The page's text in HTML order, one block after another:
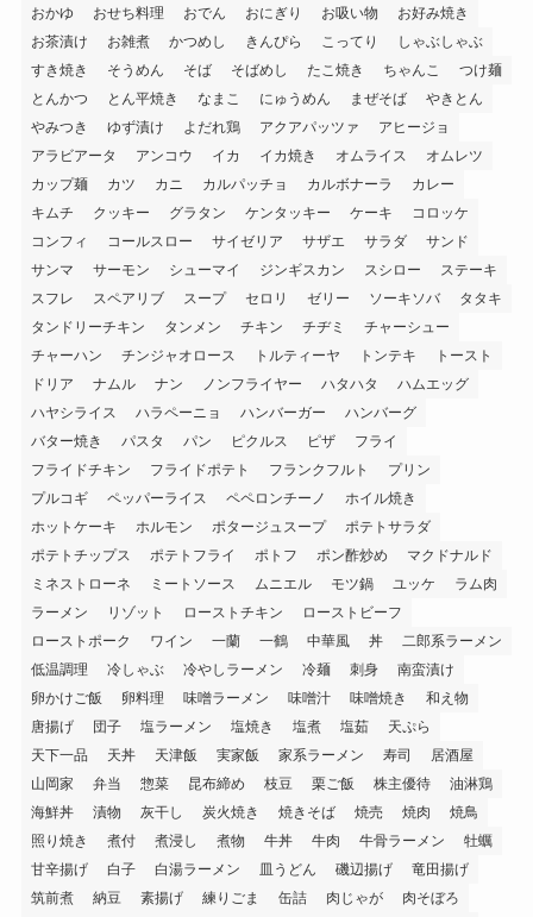
おかゆ
おせち料理 おでん おにぎり お吸い物
お好み焼き
お茶漬け
お雑煮 かつめし きんぴら こってり
しゃぶしゃぶ
すき焼き
そうめん そば そばめし たこ焼き ちゃんこ
つけ麺
とんかつ
とん平焼き なまこ にゅうめん まぜそば
やきとん
やみつき
ゆず漬け よだれ鶏 アクアパッツァ
アヒージョ
アラビアータ
アンコウ イカ イカ焼き オムライス
オムレツ
カップ麺
カツ カニ カルパッチョ カルボナーラ
カレー
キムチ
クッキー グラタン ケンタッキー ケーキ
コロッケ
コンフィ
コールスロー サイゼリア サザエ サラダ
サンド
サンマ
サーモン シューマイ ジンギスカン スシロー
ステーキ
スフレ
スペアリブ スープ セロリ ゼリー ソーキソバ
タタキ
タンドリーチキン
タンメン チキン チヂミ
チャーシュー
チャーハン
チンジャオロース トルティーヤ トンテキ
トースト
ドリア
ナムル ナン ノンフライヤー ハタハタ
ハムエッグ
ハヤシライス
ハラペーニョ ハンバーガー
ハンバーグ
バター焼き
パスタ パン ピクルス ピザ
フライ
フライドチキン
フライドポテト フランクフルト
プリン
プルコギ
ペッパーライス ペペロンチーノ
ホイル焼き
ホットケーキ
ホルモン ポタージュスープ
ポテトサラダ
ポテトチップス
ポテトフライ ポトフ ポン酢炒め
マクドナルド
ミネストローネ
ミートソース ムニエル モツ鍋 ユッケ
ラム肉
ラーメン
リゾット ローストチキン
ローストビーフ
ローストポーク
ワイン 一蘭 一鶴 中華風 丼
二郎系ラーメン
低温調理
冷しゃぶ 冷やしラーメン 冷麺 刺身
南蛮漬け
卵かけご飯
卵料理 味噌ラーメン 味噌汁 味噌焼き
和え物
唐揚げ
団子 塩ラーメン 塩焼き 塩煮 塩茹
天ぷら
天下一品
天丼 天津飯 実家飯 家系ラーメン 寿司
居酒屋
山岡家
弁当 惣菜 昆布締め 枝豆 栗ご飯 株主優待
油淋鶏
海鮮丼
漬物 灰干し 炭火焼き 焼きそば 焼売 焼肉
焼鳥
照り焼き
煮付 煮浸し 煮物 牛丼 牛肉 牛骨ラーメン
牡蠣
甘辛揚げ
白子 白湯ラーメン 皿うどん 磯辺揚げ
竜田揚げ
筑前煮
納豆 素揚げ 練りごま 缶詰 肉じゃが 肉そぼろ